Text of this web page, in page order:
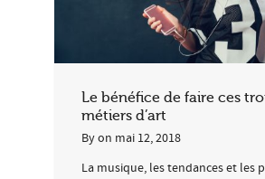
Le bénéfice de faire ces
métiers d’art
Byon mai 12, 2018
La musique, les tendances et les